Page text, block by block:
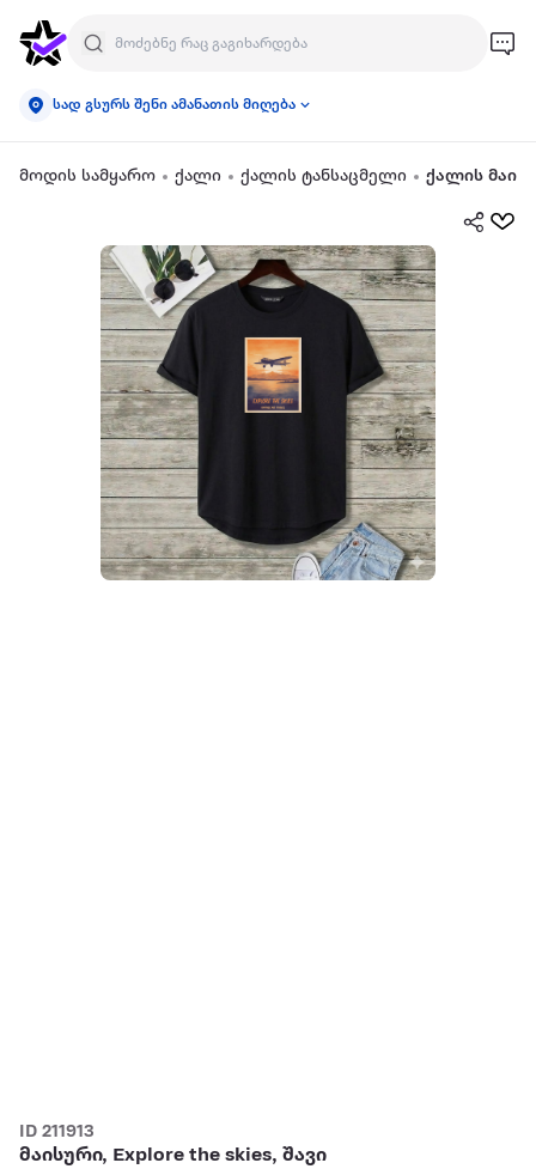
სად გსურს შენი ამანათის მიღება
მოდის სამყარო ქალი ქალის ტანსაცმელი ქალის
ID 211913
მაისური, Explore the skies, შავი